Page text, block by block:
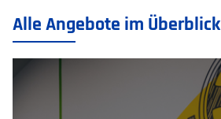
Alle Angebote im Überblick